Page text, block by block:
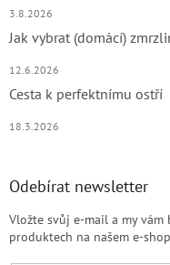
3.8.2026
Jak vybrat (domácí)
12.6.2026
Cesta k perfektnímu ostří
18.3.2026
Odebírat newsletter
Vložte svůj e-mail a my
produktech na našem e-